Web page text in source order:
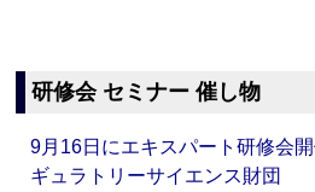
研修会 セミナー 催し物
9月16日にエキスパート研修会
ギュラトリーサイエンス財団